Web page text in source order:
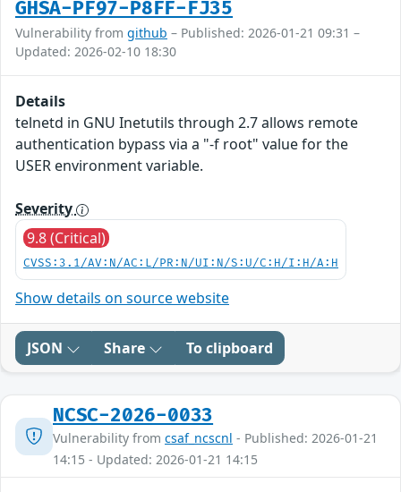
GHSA-PF97-P8FF-FJ35
Vulnerability from github – Published: 2026-01-21 09:31 –
Updated: 2026-02-10 18:30
Details
telnetd in GNU Inetutils through 2.7 allows remote
authentication bypass via a "-f root" value for the
USER environment variable.
Severity
9.8 (Critical)
CVSS:3.1/AV:N/AC:L/PR:N/UI:N/S:U/C:H/I:H/A:H
Show details on source website
JSON Share To clipboard
NCSC-2026-0033
Vulnerability from csaf_ncscnl - Published: 2026-01-21
14:15 - Updated: 2026-01-21 14:15